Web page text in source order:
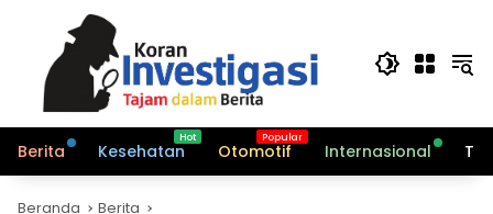
Berita Kesehatan Otomotif Internasional
Beranda Berita